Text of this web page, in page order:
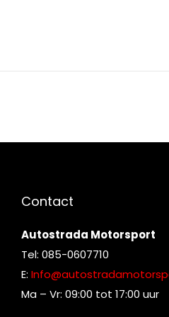
Contact
Autostrada Motorsport
Tel: 085-0607710
E:
Ma – Vr: 09:00 tot 17:00 uur